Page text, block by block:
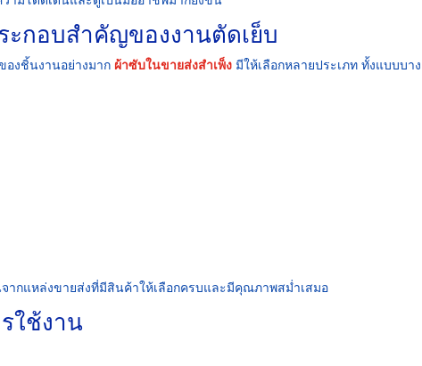
ะกอบสำคัญของงานตัดเย็บ
งชิ้นงานอย่างมาก ผ้าซับในขายส่งสำเพ็ง มีให้เลือกหลายประเภท ทั้งแบบบาง
ากแหล่งขายส่งที่มีสินค้าให้เลือกครบและมีคุณภาพสม่ำเสมอ
ใช้งาน